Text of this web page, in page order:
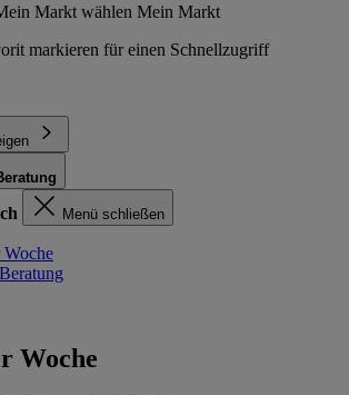
Markt wählen Mein Markt
markieren für einen Schnellzugriff
Menü schließen
Woche
Woche